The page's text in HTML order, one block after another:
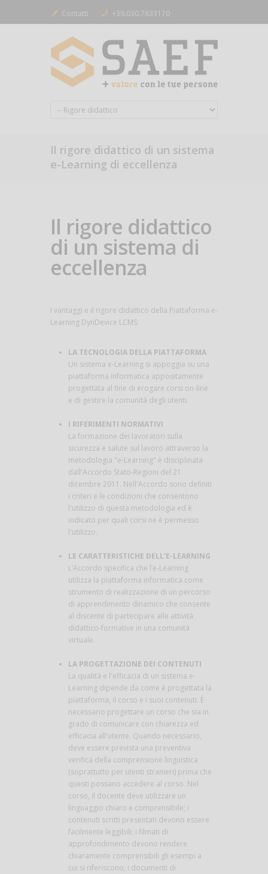
Contatti +39.030.7833170
Il rigore didattico di un sistema
e-Learning di eccellenza
Il rigore didattico
di un sistema di
eccellenza
I vantaggi e il rigore didattico della Piattaforma e-
Learning DynDevice LCMS:
LA TECNOLOGIA DELLA PIATTAFORMA
Un sistema e-Learning si appoggia su una
piattaforma informatica appositamente
progettata al fine di erogare corsi on-line
e di gestire la comunità degli utenti.
I RIFERIMENTI NORMATIVI
La formazione dei lavoratori sulla
sicurezza e salute sul lavoro attraverso la
metodologia "e-Learning" è disciplinata
dall'Accordo Stato-Regioni del 21
dicembre 2011. Nell'Accordo sono definiti
i criteri e le condizioni che consentono
l'utilizzo di questa metodologia ed è
indicato per quali corsi ne è permesso
l'utilizzo.
LE CARATTERISTICHE DELL’E-LEARNING
L’Accordo specifica che l’e-Learning
utilizza la piattaforma informatica come
strumento di realizzazione di un percorso
di apprendimento dinamico che consente
al discente di partecipare alle attività
didattico-formative in una comunità
virtuale.
LA PROGETTAZIONE DEI CONTENUTI
La qualità e l'efficacia di un sistema e-
Learning dipende da come è progettata la
piattaforma, il corso e i suoi contenuti. È
necessario progettare un corso che sia in
grado di comunicare con chiarezza ed
efficacia all'utente. Quando necessario,
deve essere prevista una preventiva
verifica della comprensione linguistica
(soprattutto per utenti stranieri) prima che
questi possano accedere al corso. Nel
corso, il docente deve utilizzare un
linguaggio chiaro e comprensibile; i
contenuti scritti presentati devono essere
facilmente leggibili; i filmati di
approfondimento devono rendere
chiaramente comprensibili gli esempi a
cui si riferiscono; i documenti di